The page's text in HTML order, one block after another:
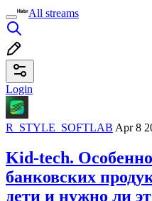
All streams
Login
R_STYLE_SOFTLAB Apr 8
Kid-tech.
банковских
дети и нужно ли